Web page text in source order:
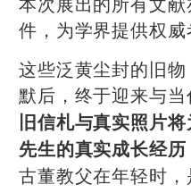
件，为学界提供权威
这些泛黄尘封的旧
默后，终于迎来与
旧信札与真实照片
先生的真实成长经历
古董教父在年轻时，